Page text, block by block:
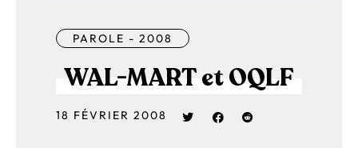
PAROLE - 2008
WAL-MART et OQLF
18 FÉVRIER 2008